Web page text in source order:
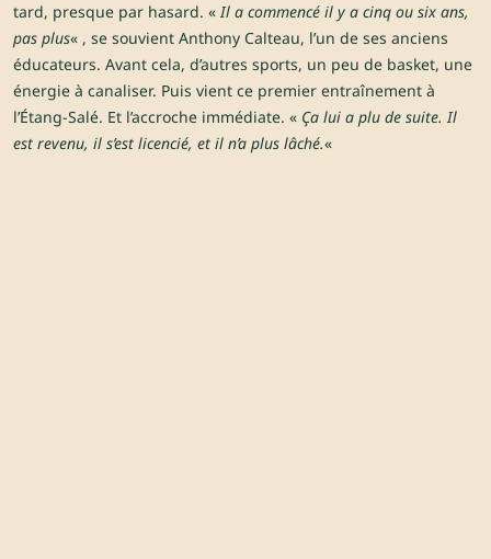
tard, presque par hasard. «Il a commencé il y a cinq ou six ans,
pas plus« , se souvient Anthony Calteau, l’un de ses anciens
éducateurs. Avant cela, d’autres sports, un peu de basket, une
énergie à canaliser. Puis vient ce premier entraînement à
l’Étang-Salé. Et l’accroche immédiate. « Ça lui a plu de suite. Il
est revenu, il s’est licencié, et il n’a plus lâché.«